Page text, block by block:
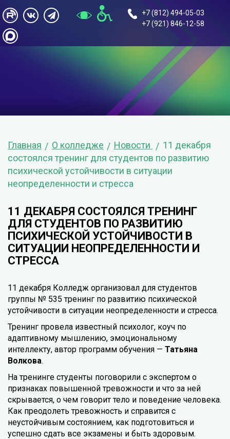
+7 (812) 494-05-03
+7 (921) 846-12-58
Главная О колледже Новости
11 декабря
состоялся тренинг для студентов по развитию
психической устойчивости в ситуации
неопределенности и стресса
11 ДЕКАБРЯ СОСТОЯЛСЯ ТРЕНИНГ
ДЛЯ СТУДЕНТОВ ПО РАЗВИТИЮ
ПСИХИЧЕСКОЙ УСТОЙЧИВОСТИ В
СИТУАЦИИ НЕОПРЕДЕЛЕННОСТИ И
СТРЕССА
11 декабря Колледж организовал для студентов
группы № 535 тренинг по развитию психической
устойчивости в ситуации неопределенности и стресса.
Тренинг провела известный психолог, коуч по
адаптивному мышлению, эмоциональному
интеллекту, автор программ обучения — Татьяна
Волкова.
На тренинге студенты поговорили с экспертом о
признаках повышенной тревожности и что за ней
скрывается, о чем говорит тело и поведение человека.
Как преодолеть тревожность и справится с
неустойчивым состоянием, как подготовиться и
успешно сдать все экзамены и быть здоровым.